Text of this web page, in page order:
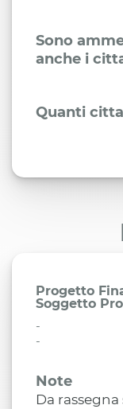
Sono
anche i
Quanti
Progetto
Soggetto
-
-
Note
Da